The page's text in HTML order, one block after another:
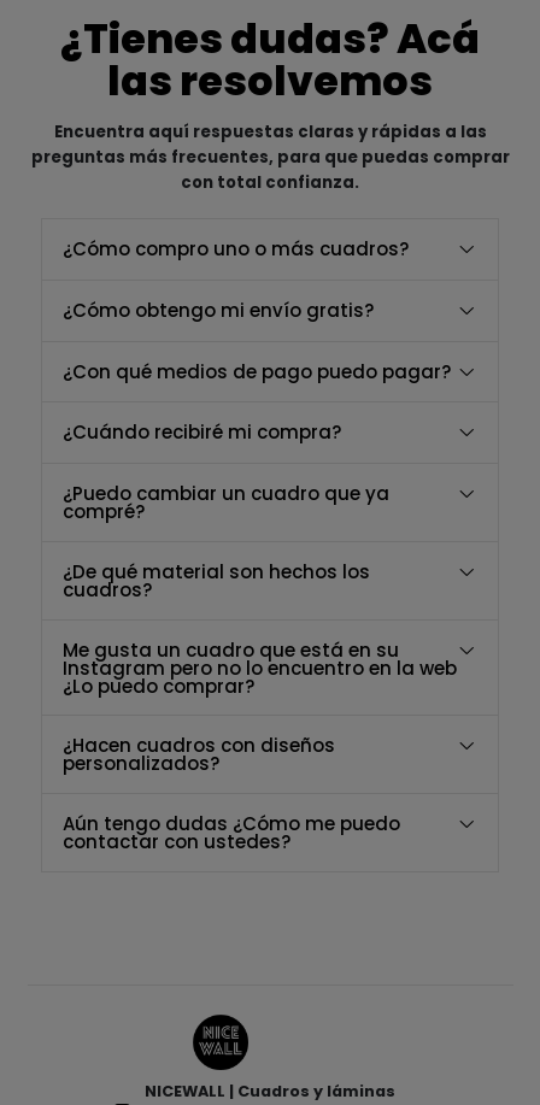
¿Tienes dudas? Acá
las resolvemos
Encuentra aquí respuestas claras y rápidas a las
preguntas más frecuentes, para que puedas comprar
con total confianza.
¿Cómo compro uno o más cuadros?
¿Cómo obtengo mi envío gratis?
¿Con qué medios de pago puedo pagar?
¿Cuándo recibiré mi compra?
¿Puedo cambiar un cuadro que ya
compré?
¿De qué material son hechos los
cuadros?
Me gusta un cuadro que está en su
Instagram pero no lo encuentro en la web
¿Lo puedo comprar?
¿Hacen cuadros con diseños
personalizados?
Aún tengo dudas ¿Cómo me puedo
contactar con ustedes?
NICEWALL | Cuadros y láminas